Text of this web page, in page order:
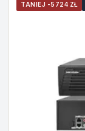
TANIEJ -5724 ZŁ